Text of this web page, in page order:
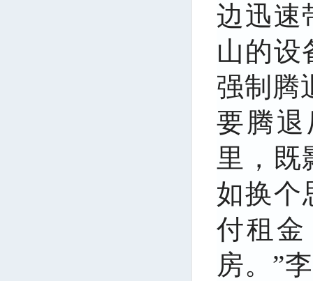
边迅速
山的设
强制腾
要腾
里，既
如换
付租
房。”